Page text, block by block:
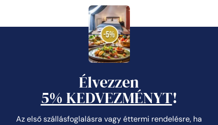
Élvezzen
5% KEDVEZMÉNYT!
Az első szállásfoglalásra vagy éttermi rendelésre, ha